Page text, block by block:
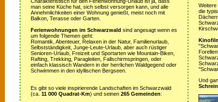
man seine Küche hat, sich selbst versorgen kann, und alle
Annehmlichkeiten einer Wohnung genießt, meist noch mit
Balkon, Terasse oder Garten.
Ferienwohnungen im Schwarzwald sind angesagt wenn es
um folgende Themen geht:
Romantik, Abenteuer, Relaxen in der Natur, Familienurlaub,
Selbstständigkeit, Junge-Leute-Urlaub, aber auch rüstiger
Senioren-Urlaub, Freizeit und Sportarten wie Mountain-Biken,
Rafting, Trekking, Paragleiten, Fallschirmspringen, oder
einfach klassisch Wandern in der herrlichen Waldgegend oder
Schwimmen in den idyllischen Bergseen.
Es gibt so viele inspirierende Landschaften im Schwarzwald
(ca. 11 000 Quadrat-Km) und seinen 265 Gemeinden:
Weitere
die
Und